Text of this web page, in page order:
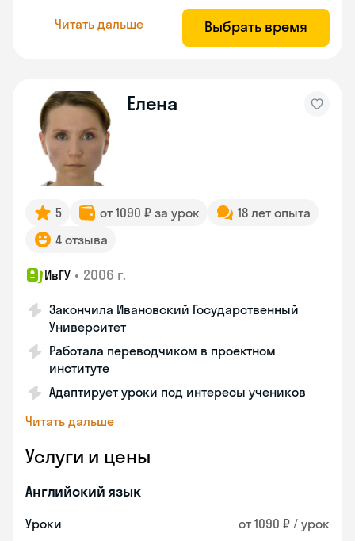
Читать дальше Выбрать время
Елена
5 от 1090 ₽ за урок
18 лет опыта
4 отзыва
ИвГУ • 2006 г.
Закончила Ивановский Государственный
Университет
Работала переводчиком в проектном
институте
Адаптирует уроки под интересы учеников
Читать дальше
Услуги и цены
Английский язык
Уроки от 1090 ₽ / урок